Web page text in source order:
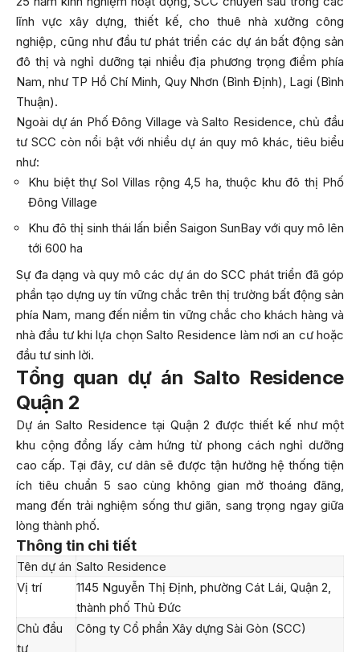
lĩnh vực xây dựng, thiết kế, cho thuê nhà xưởng công
nghiệp, cũng như đầu tư phát triển các dự án bất động sản
đô thị và nghỉ dưỡng tại nhiều địa phương trọng điểm phía
Nam, như TP Hồ Chí Minh, Quy Nhơn (Bình Định), Lagi (Bình
Thuận).
Ngoài dự án Phố Đông Village và Salto Residence, chủ đầu
tư SCC còn nổi bật với nhiều dự án quy mô khác, tiêu biểu
như:
Khu biệt thự Sol Villas rộng 4,5 ha, thuộc khu đô thị Phố
Đông Village
Khu đô thị sinh thái lấn biển Saigon SunBay với quy mô lên
tới 600 ha
Sự đa dạng và quy mô các dự án do SCC phát triển đã góp
phần tạo dựng uy tín vững chắc trên thị trường bất động sản
phía Nam, mang đến niềm tin vững chắc cho khách hàng và
nhà đầu tư khi lựa chọn Salto Residence làm nơi an cư hoặc
đầu tư sinh lời.
Tổng quan dự án Salto Residence
Quận 2
Dự án Salto Residence tại Quận 2 được thiết kế như một
khu cộng đồng lấy cảm hứng từ phong cách nghỉ dưỡng
cao cấp. Tại đây, cư dân sẽ được tận hưởng hệ thống tiện
ích tiêu chuẩn 5 sao cùng không gian mở thoáng đãng,
mang đến trải nghiệm sống thư giãn, sang trọng ngay giữa
lòng thành phố.
Thông tin chi tiết
Tên dự án Salto Residence
Vị trí
1145 Nguyễn Thị Định, phường Cát Lái, Quận 2,
thành phố Thủ Đức
Chủ đầu
tư
Công ty Cổ phần Xây dựng Sài Gòn (SCC)